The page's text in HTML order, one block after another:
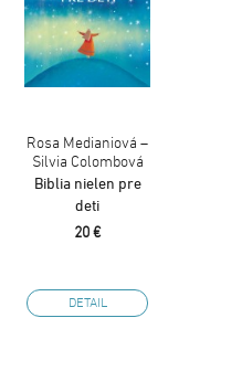
Rosa Medianiová –
Silvia Colombová
Biblia nielen pre
deti
20 €
DETAIL